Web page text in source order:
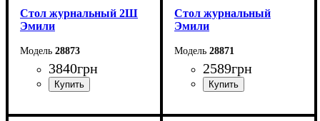
Стол журнальный 2Ш
Эмили
28873
3840грн
Стол журнальный
Эмили
28871
2589грн